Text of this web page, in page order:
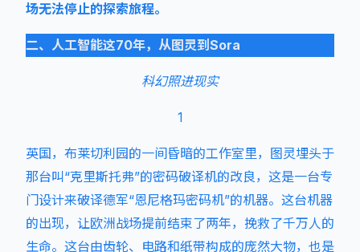
场无法停止的探索旅程。
二、人工智能这70年，从图灵到Sora
科幻照进现实
1
英国，布莱切利园的一间昏暗的工作室里，图灵埋头于
那台叫“克里斯托弗”的密码破译机的改良，这是一台专
门设计来破译德军“恩尼格玛密码机”的机器。这台机器
的出现，让欧洲战场提前结束了两年，挽救了千万人的
生命。这台由齿轮、电路和纸带构成的庞然大物，也是